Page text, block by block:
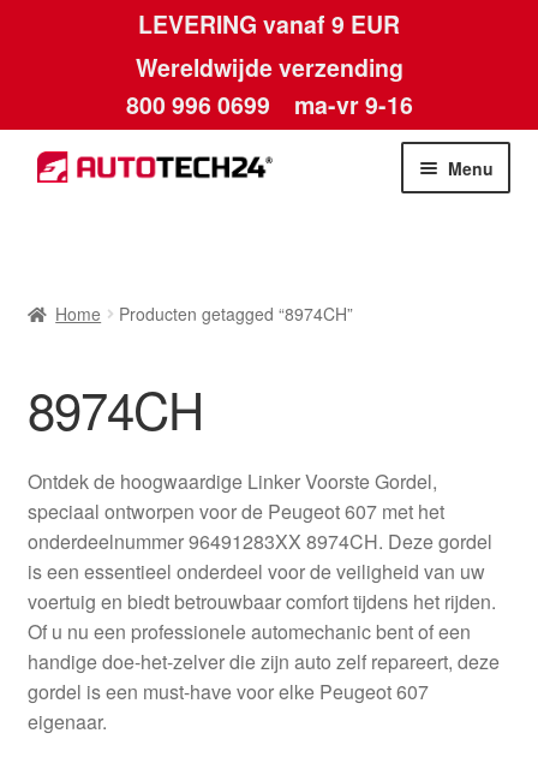
LEVERING vanaf 9 EUR
Wereldwijde verzending
800 996 0699 ma-vr 9-16
Ga
door
Ga
naar
Menu
Betalingen
Contact
Kassa
Klachten
Klachtenprocedure
Home Producten getagged “8974CH”
8974CH
Ontdek de hoogwaardige Linker Voorste Gordel,
speciaal ontworpen voor de Peugeot 607 met het
onderdeelnummer 96491283XX 8974CH. Deze gordel
is een essentieel onderdeel voor de veiligheid van uw
voertuig en biedt betrouwbaar comfort tijdens het rijden.
Of u nu een professionele automechanic bent of een
handige doe-het-zelver die zijn auto zelf repareert, deze
gordel is een must-have voor elke Peugeot 607
eigenaar.